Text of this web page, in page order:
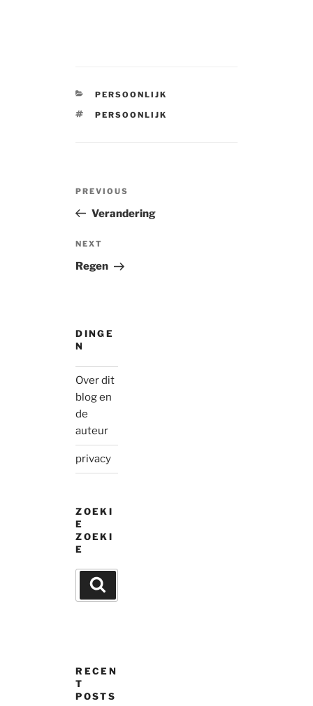
CATEGORIES
PERSOONLIJK
TAGS
PERSOONLIJK
Previous
Post
PREVIOUS
Verandering
Next
Post
NEXT
Regen
DINGE
N
Over dit
blog en
de
auteur
privacy
ZOEKI
E
ZOEKI
E
Search
for:
RECEN
T
POSTS